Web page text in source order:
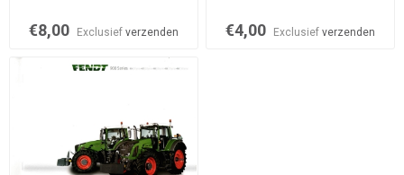
€8,00 Exclusief verzenden €4,00 Exclusiefverzenden